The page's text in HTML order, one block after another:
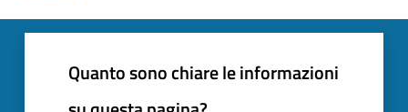
Quanto sono chiare le informazioni